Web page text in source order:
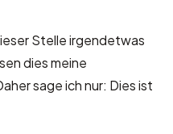
Stelle irgendetwas
dies meine
sage ich nur: Dies ist